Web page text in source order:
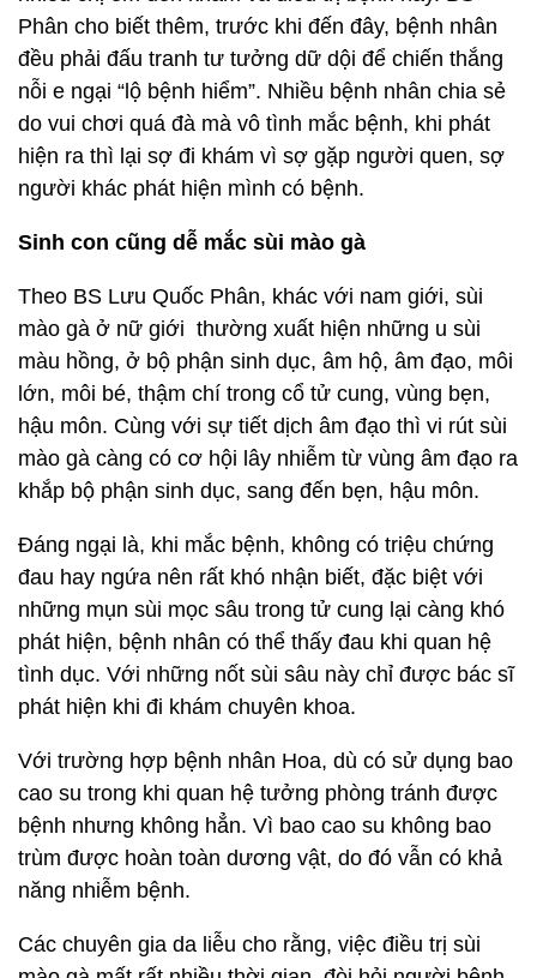
Phân cho biết thêm, trước khi đến đây, bệnh nhân
đều phải đấu tranh tư tưởng dữ dội để chiến thắng
nỗi e ngại “lộ bệnh hiểm”. Nhiều bệnh nhân chia sẻ
do vui chơi quá đà mà vô tình mắc bệnh, khi phát
hiện ra thì lại sợ đi khám vì sợ gặp người quen, sợ
người khác phát hiện mình có bệnh.
Sinh con cũng dễ mắc sùi mào gà
Theo BS Lưu Quốc Phân, khác với nam giới, sùi
mào gà ở nữ giới thường xuất hiện những u sùi
màu hồng, ở bộ phận sinh dục, âm hộ, âm đạo, môi
lớn, môi bé, thậm chí trong cổ tử cung, vùng bẹn,
hậu môn. Cùng với sự tiết dịch âm đạo thì vi rút sùi
mào gà càng có cơ hội lây nhiễm từ vùng âm đạo ra
khắp bộ phận sinh dục, sang đến bẹn, hậu môn.
Đáng ngại là, khi mắc bệnh, không có triệu chứng
đau hay ngứa nên rất khó nhận biết, đặc biệt với
những mụn sùi mọc sâu trong tử cung lại càng khó
phát hiện, bệnh nhân có thể thấy đau khi quan hệ
tình dục. Với những nốt sùi sâu này chỉ được bác sĩ
phát hiện khi đi khám chuyên khoa.
Với trường hợp bệnh nhân Hoa, dù có sử dụng bao
cao su trong khi quan hệ tưởng phòng tránh được
bệnh nhưng không hẳn. Vì bao cao su không bao
trùm được hoàn toàn dương vật, do đó vẫn có khả
năng nhiễm bệnh.
Các chuyên gia da liễu cho rằng, việc điều trị sùi